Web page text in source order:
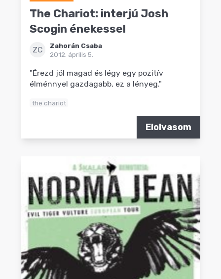
The Chariot: interjú Josh
Scogin énekessel
ZC
Zahorán Csaba
2012. április 5.
"Érezd jól magad és légy egy pozitív
élménnyel gazdagabb, ez a lényeg."
the chariot
Elolvasom